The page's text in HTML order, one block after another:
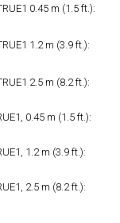
0.45 m (1.5 ft.):
1.2 m (3.9 ft.):
2.5 m (8.2 ft.):
0.45 m (1.5 ft.):
1.2 m (3.9 ft.):
2.5 m (8.2 ft.):